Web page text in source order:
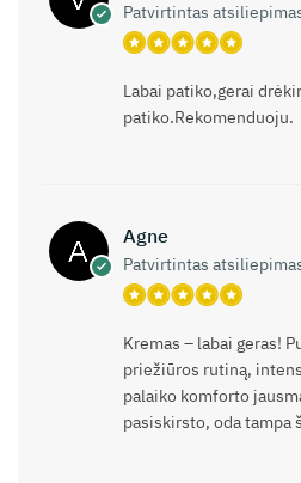
Patvirtintas
Labai patiko,gerai
patiko.Rekomenduoju.
Agne
Patvirtintas
Kremas – labai geras!
priežiūros rutiną,
palaiko komforto
pasiskirsto, oda tampa